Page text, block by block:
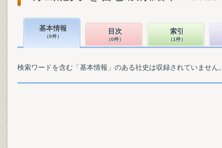
基本情報
（0件）
目次
（0件）
索引
（1件）
検索ワードを含む「基本情報」のある社史は収録されていません